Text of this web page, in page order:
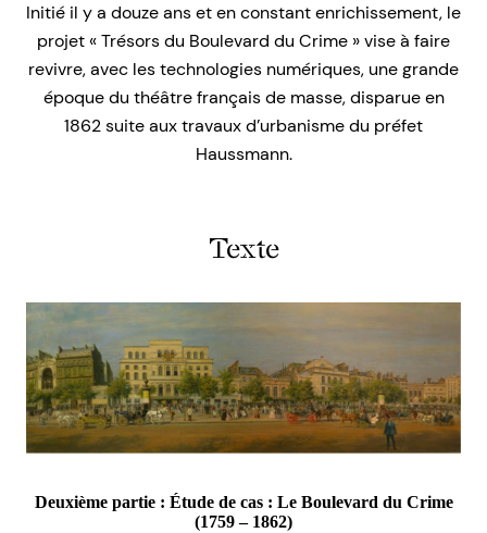
Initié il y a douze ans et en constant enrichissement, le
projet « Trésors du Boulevard du Crime » vise à faire
revivre, avec les technologies numériques, une grande
époque du théâtre français de masse, disparue en
1862 suite aux travaux d’urbanisme du préfet
Haussmann.
Texte
Deuxième partie : Étude de cas : Le Boulevard du Crime
(1759 – 1862)